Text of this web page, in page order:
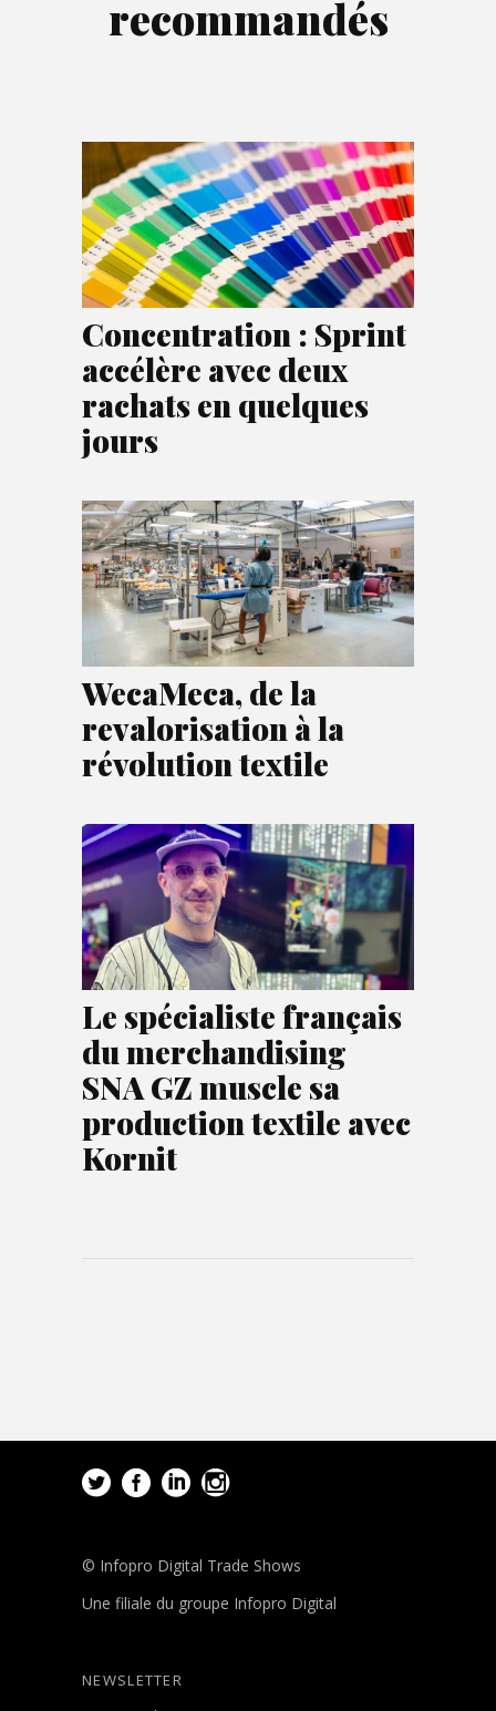
recommandés
Concentration : Sprint
accélère avec deux
rachats en quelques
jours
WecaMeca, de la
revalorisation à la
révolution textile
Le spécialiste français
du merchandising
SNA GZ muscle sa
production textile avec
Kornit
© Infopro Digital Trade Shows
Une filiale du groupe Infopro Digital
NEWSLETTER